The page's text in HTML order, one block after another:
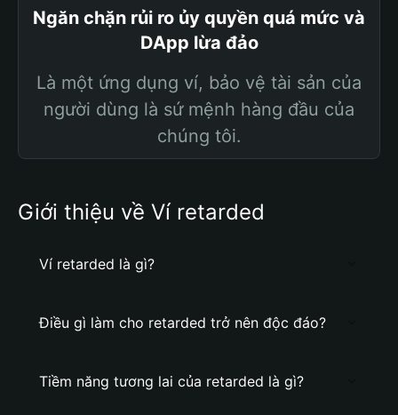
Ngăn chặn rủi ro ủy quyền quá mức và
DApp lừa đảo
Là một ứng dụng ví, bảo vệ tài sản của
người dùng là sứ mệnh hàng đầu của
chúng tôi.
Giới thiệu về Ví retarded
Ví retarded là gì?
Điều gì làm cho retarded trở nên độc đáo?
Tiềm năng tương lai của retarded là gì?